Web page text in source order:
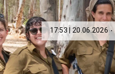
20.06.2026 | 17:53